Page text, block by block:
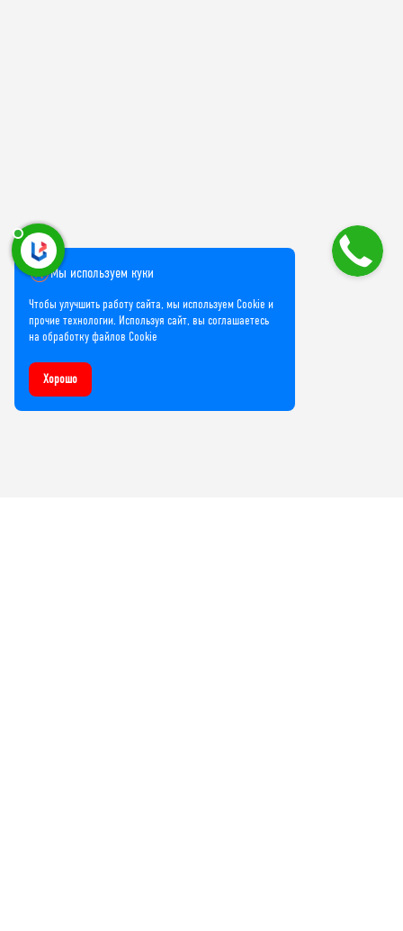
Мы используем куки
Чтобы улучшить работу сайта, мы используем Cookie и
прочие технологии. Используя сайт, вы соглашаетесь
на обработку файлов Cookie
Хорошо